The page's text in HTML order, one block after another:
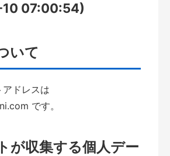
07:00:54)
いて
ドレスは
です。
が収集する個人デー